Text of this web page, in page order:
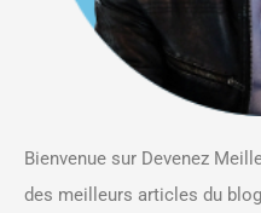
Bienvenue sur Devenez
des meilleurs articles du